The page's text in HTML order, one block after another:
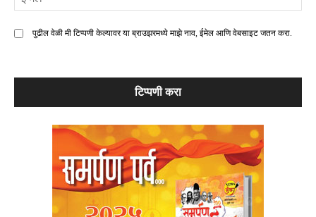
पुढील वेळी मी टिप्पणी केल्यावर या ब्राउझरमध्ये माझे नाव, ईमेल आणि वेबसाइट जतन करा.